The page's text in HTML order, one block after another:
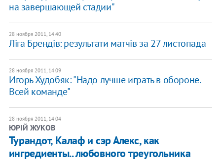
на завершающей стадии"
28 ноября 2011, 14:40
​Ліга Брендів: результати матчів за 27 листопада
28 ноября 2011, 14:09
Игорь Худобяк: "Надо лучше играть в обороне.
Всей команде"
28 ноября 2011, 14:04
ЮРІЙ ЖУКОВ
​Турандот, Калаф и сэр Алекс, как
ингредиенты.. любовного треугольника